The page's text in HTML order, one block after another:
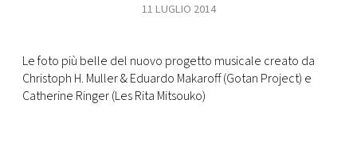
RMC
CONSIGLIA
11 LUGLIO 2014
Le foto più belle del nuovo progetto musicale creato da
Christoph H. Muller & Eduardo Makaroff (Gotan Project) e
Catherine Ringer (Les Rita Mitsouko)